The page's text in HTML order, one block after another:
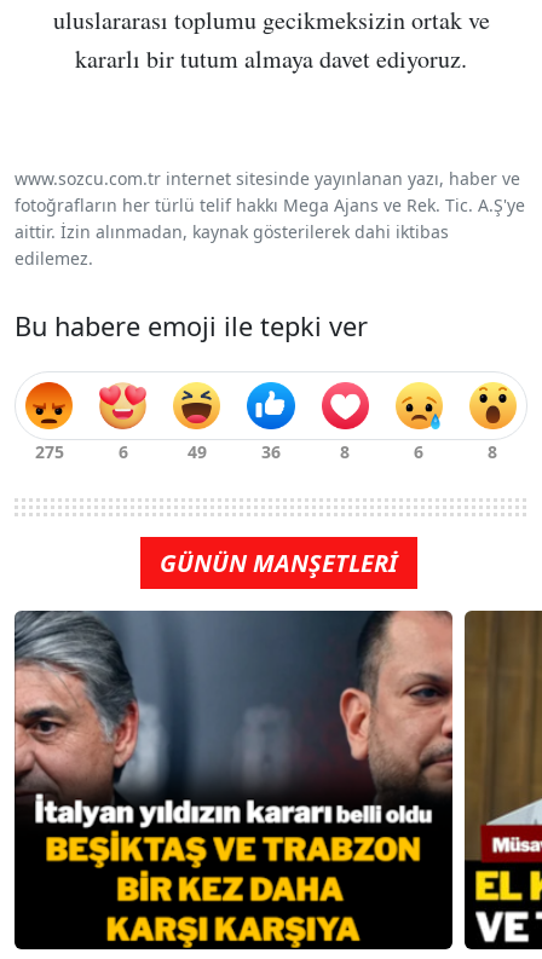
uluslararası toplumu gecikmeksizin ortak ve
kararlı bir tutum almaya davet ediyoruz.
www.sozcu.com.tr internet sitesinde yayınlanan yazı, haber ve
fotoğrafların her türlü telif hakkı Mega Ajans ve Rek. Tic. A.Ş'ye
aittir. İzin alınmadan, kaynak gösterilerek dahi iktibas
edilemez.
Bu habere emoji ile tepki ver
GÜNÜN MANŞETLERİ